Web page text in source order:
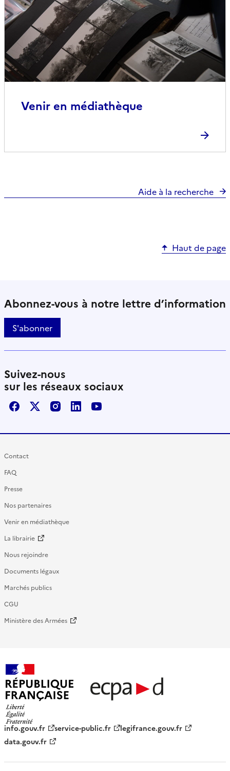
Venir en médiathèque
Aide à la recherche
Haut de page
Abonnez-vous à notre lettre d’information
S'abonner
Suivez-nous
sur les réseaux sociaux
FacebookX / TwitterInstagram
LinkedInYoutube
Contact
FAQ
Presse
Nos partenaires
Venir en médiathèque
La librairie
Nous rejoindre
Documents légaux
Marchés publics
CGU
Ministère des Armées
française - ECPAD
info.gouv.fr service-public.fr
legifrance.gouv.fr
data.gouv.fr